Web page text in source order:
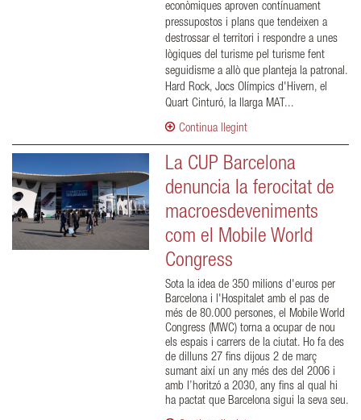
econòmiques aproven contínuament
pressupostos i plans que tendeixen a
destrossar el territori i respondre a unes
lògiques del turisme pel turisme fent
seguidisme a allò que planteja la patronal.
Hard Rock, Jocs Olímpics d'Hivern, el
Quart Cinturó, la llarga MAT...
Continua llegint
La CUP Barcelona
denuncia la ferocitat de
macroesdeveniments
com el Mobile World
Congress
Sota la idea de 350 milions d'euros per
Barcelona i l'Hospitalet amb el pas de
més de 80.000 persones, el Mobile World
Congress (MWC) torna a ocupar de nou
els espais i carrers de la ciutat. Ho fa des
de dilluns 27 fins dijous 2 de març
sumant així un any més des del 2006 i
amb l’horitzó a 2030, any fins al qual hi
ha pactat que Barcelona sigui la seva seu.